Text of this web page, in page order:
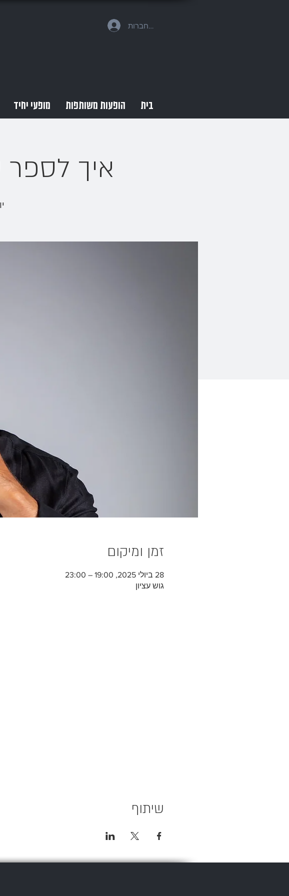
להתחברות
בית הופעות משותפות מופעי יחיד
איך לספר
זמן ומיקום
28 ביולי 2025, 19:00 – 23:00
גוש עציון
שיתוף